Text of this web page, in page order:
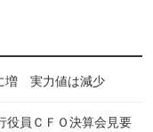
増 実力値は減少
役員ＣＦＯ決算会見要